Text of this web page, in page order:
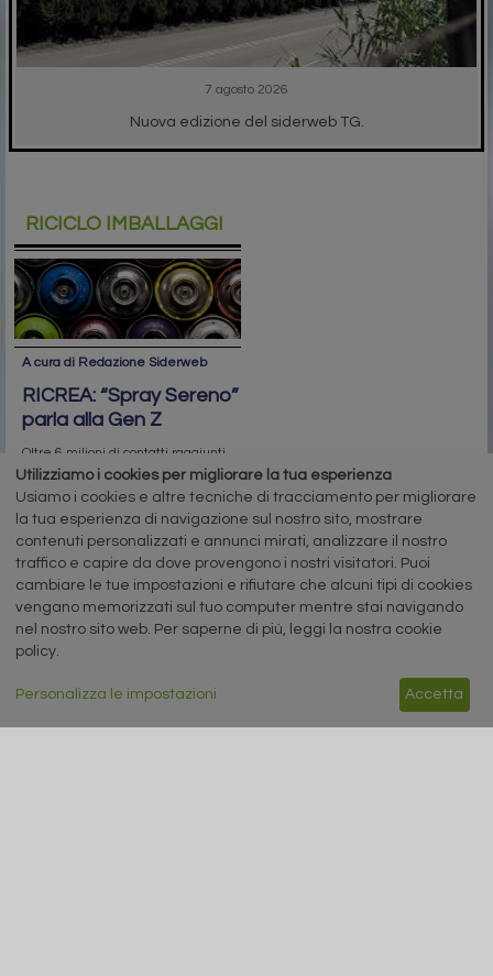
7 agosto 2026
Nuova edizione del siderweb TG.
RICICLO IMBALLAGGI
A cura di Redazione Siderweb
RICREA: “Spray Sereno”
parla alla Gen Z
Oltre 6 milioni di contatti raggiunti
sui social network per la campagna
sul riciclo degli aerosol
siderweb
LA COMMUNITY DELL'ACCIAIO
Siderweb S.p.A. SB Società del gruppo Morandi Group s.r.l.
Sede sociale: Flero (Brescia) Via Don Milani 5
T. +39 030 254 00 06
Utilizziamo i cookies per migliorare la tua esperienza
Usiamo i cookies e altre tecniche di tracciamento per migliorare
la tua esperienza di navigazione sul nostro sito, mostrare
contenuti personalizzati e annunci mirati, analizzare il nostro
traffico e capire da dove provengono i nostri visitatori. Puoi
cambiare le tue impostazioni e rifiutare che alcuni tipi di cookies
vengano memorizzati sul tuo computer mentre stai navigando
nel nostro sito web. Per saperne di più, leggi la nostra cookie
policy.
Personalizza le impostazioni Accetta